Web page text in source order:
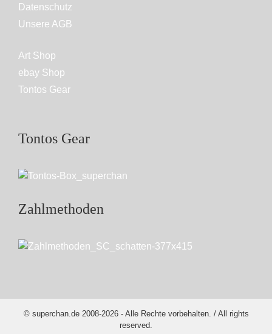
Datenschutz
Unsere AGB
Art Shop
ebay Shop
Tontos Gear
Tontos Gear
Zahlmethoden
© superchan.de 2008-2026 - Alle Rechte vorbehalten. / All rights
reserved.